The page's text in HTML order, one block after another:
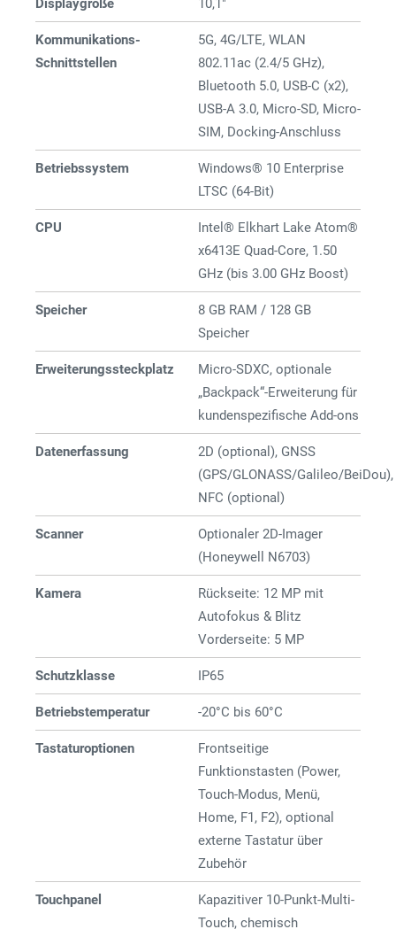
Displaygröße 10,1"
Kommunikations-
Schnittstellen
5G, 4G/LTE, WLAN
802.11ac (2.4/5 GHz),
Bluetooth 5.0, USB-C (x2),
USB-A 3.0, Micro-SD, Micro-
SIM, Docking-Anschluss
Betriebssystem
Windows® 10 Enterprise
LTSC (64-Bit)
CPU
Intel® Elkhart Lake Atom®
x6413E Quad-Core, 1.50
GHz (bis 3.00 GHz Boost)
Speicher
8 GB RAM / 128 GB
Speicher
Erweiterungssteckplatz
Micro-SDXC, optionale
„Backpack“-Erweiterung für
kundenspezifische Add-ons
Datenerfassung
2D (optional), GNSS
(GPS/GLONASS/Galileo/BeiDou),
NFC (optional)
Scanner
Optionaler 2D-Imager
(Honeywell N6703)
Kamera
Rückseite: 12 MP mit
Autofokus & Blitz
Vorderseite: 5 MP
Schutzklasse IP65
Betriebstemperatur -20°C bis 60°C
Tastaturoptionen
Frontseitige
Funktionstasten (Power,
Touch-Modus, Menü,
Home, F1, F2), optional
externe Tastatur über
Zubehör
Touchpanel
Kapazitiver 10-Punkt-Multi-
Touch, chemisch